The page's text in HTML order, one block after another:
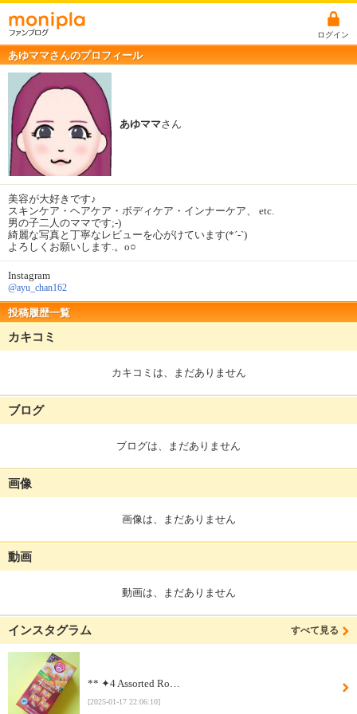
ログイン
あゆママさんのプロフィール
あゆママさん
美容が大好きです♪
スキンケア・ヘアケア・ボディケア・インナーケア、 etc.
男の子二人のママです;-)
綺麗な写真と丁寧なレビューを心がけています(*´-`)
よろしくお願いします.。o○
Instagram
@ayu_chan162
投稿履歴一覧
カキコミ
カキコミは、まだありません
ブログ
ブログは、まだありません
画像
画像は、まだありません
動画
動画は、まだありません
インスタグラム すべて見る
**⁡ ✦4 Assorted Ro…
[2025-01-17 22:06:10]